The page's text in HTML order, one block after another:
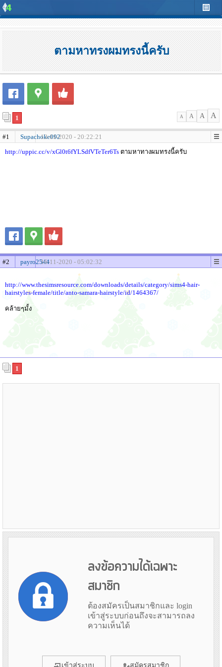
ตามหาทรงผมทรงนี้ครับ
1 A A A A
#1 Supachoke09213-11-2020 - 20:22:21
http://uppic.cc/v/xGl0t6fYLSdfVTeTer6Ts ตามหาทางผมทรงนี้ครับ
#2 payro254416-11-2020 - 05:02:32
http://www.thesimsresource.com/downloads/details/category/sims4-hair-
hairstyles-female/title/anto-samara-hairstyle/id/1464367/
คล้ายๆมั้ง
1
ลงข้อความได้เฉพาะ
สมาชิก
ต้องสมัครเป็นสมาชิกและ login
เข้าสู่ระบบก่อนถึงจะสามารถลง
ความเห็นได้
เข้าสู่ระบบ สมัครสมาชิก